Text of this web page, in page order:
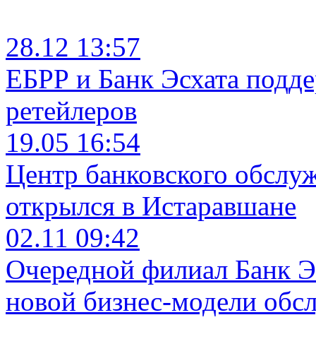
28.12 13:57
ЕБРР и Банк Эсхата
ретейлеров
19.05 16:54
Центр банковского
открылся в Истаравшане
02.11 09:42
Очередной филиал Банк
новой бизнес-модели